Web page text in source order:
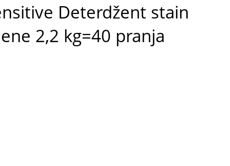
Deterdžent stain
2,2 kg=40 pranja